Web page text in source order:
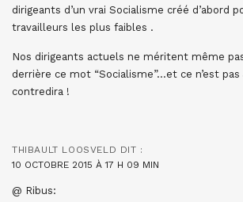
dirigeants d’un vrai Socialisme créé d’abord
travailleurs les plus faibles .
Nos dirigeants actuels ne méritent même
derrière ce mot “Socialisme”…et ce n’est
contredira !
THIBAULT LOOSVELD DIT :
10 OCTOBRE 2015 À 17 H 09 MIN
@ Ribus: